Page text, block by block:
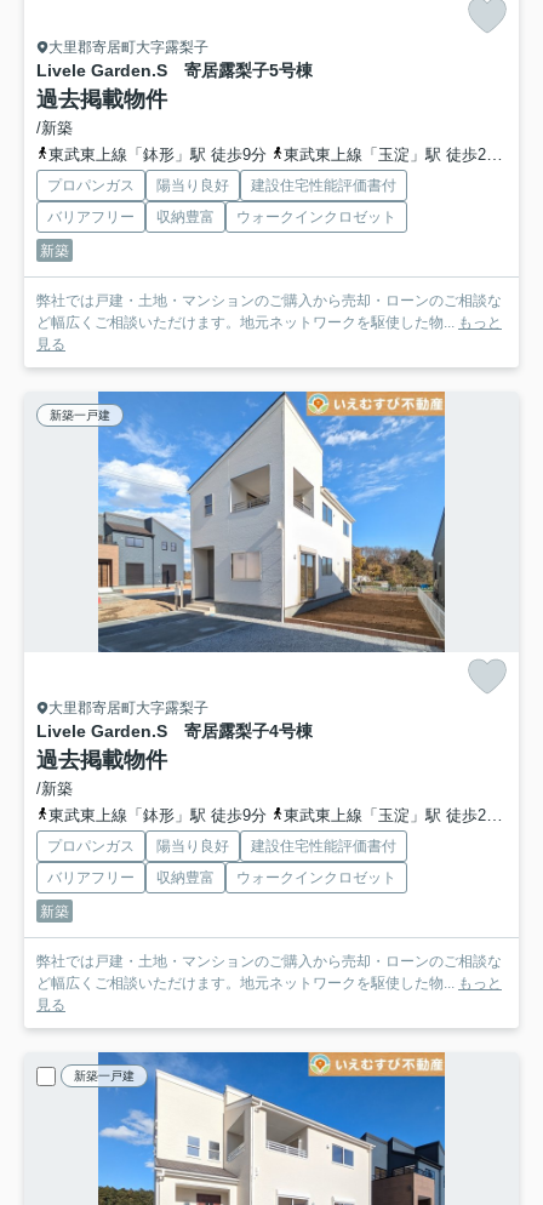
大里郡寄居町大字露梨子
Livele Garden.S 寄居露梨子5号棟
過去掲載物件
/新築
東武東上線「鉢形」駅 徒歩9分
東武東上線「玉淀」駅 徒歩27分
プロパンガス 陽当り良好
建設住宅性能評価書付
バリアフリー
収納豊富
ウォークインクロゼット
新築
弊社では戸建・土地・マンションのご購入から売却・ローンのご相談な
ど幅広くご相談いただけます。地元ネットワークを駆使した物... もっと
見る
新築一戸建
大里郡寄居町大字露梨子
Livele Garden.S 寄居露梨子4号棟
過去掲載物件
/新築
東武東上線「鉢形」駅 徒歩9分
東武東上線「玉淀」駅 徒歩27分
プロパンガス 陽当り良好
建設住宅性能評価書付
バリアフリー
収納豊富
ウォークインクロゼット
新築
弊社では戸建・土地・マンションのご購入から売却・ローンのご相談な
ど幅広くご相談いただけます。地元ネットワークを駆使した物... もっと
見る
新築一戸建